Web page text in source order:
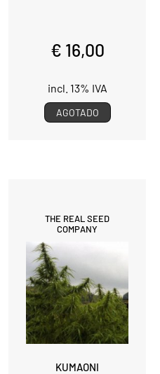
€ 16,00
incl. 13% IVA
AGOTADO
THE REAL SEED
COMPANY
KUMAONI